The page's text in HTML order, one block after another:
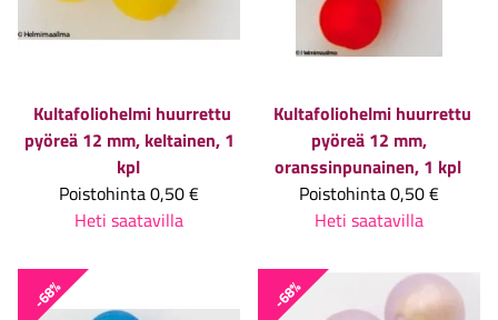
Kultafoliohelmi huurrettu
pyöreä 12 mm, keltainen, 1
kpl
Poistohinta0,50 €
Heti saatavilla
Kultafoliohelmi huurrettu
pyöreä 12 mm,
oranssinpunainen, 1 kpl
Poistohinta0,50 €
Heti saatavilla
-68% -68%